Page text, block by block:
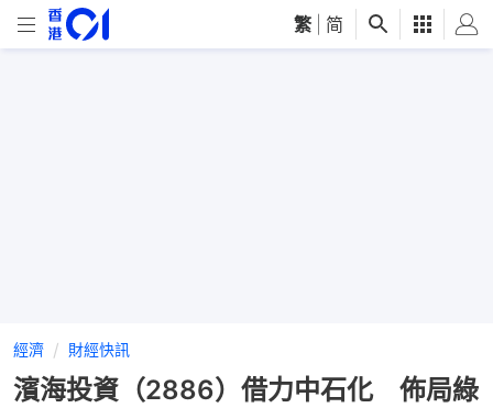
繁 简
經濟 財經快訊
濱海投資（2886）借力中石化 佈局綠